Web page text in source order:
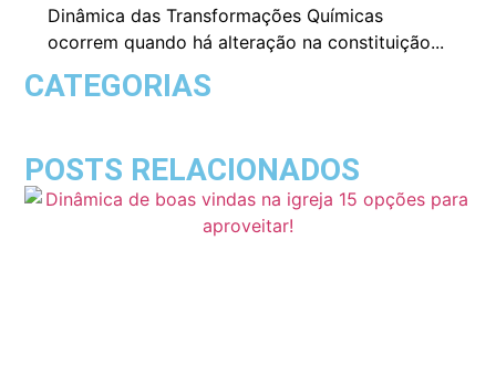
Dinâmica das Transformações Químicas
ocorrem quando há alteração na constituição...
CATEGORIAS
POSTS RELACIONADOS